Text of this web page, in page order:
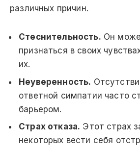
различных причин.
Стеснительность. Он
признаться в своих
их.
Неуверенность.
ответной симпатии часто
барьером.
Страх отказа. Этот страх
некоторых вести себя